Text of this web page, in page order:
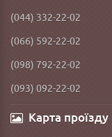
(044) 332-22-02
(066) 592-22-02
(098) 792-22-02
(093) 092-22-02
Карта проїзду